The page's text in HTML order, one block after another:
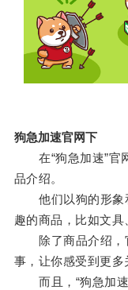
狗急加速官网下
在“狗急加速”官
品介绍。
他们以狗的形象
趣的商品，比如文具
除了商品介绍，
事，让你感受到更多
而且，“狗急加速